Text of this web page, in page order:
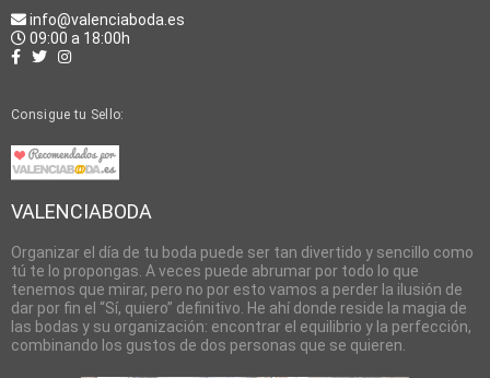
info@valenciaboda.es
09:00 a 18:00h
Consigue tu Sello:
VALENCIABODA
Organizar el día de tu boda puede ser tan divertido y sencillo como
tú te lo propongas. A veces puede abrumar por todo lo que
tenemos que mirar, pero no por esto vamos a perder la ilusión de
dar por fin el “Sí, quiero” definitivo. He ahí donde reside la magia de
las bodas y su organización: encontrar el equilibrio y la perfección,
combinando los gustos de dos personas que se quieren.